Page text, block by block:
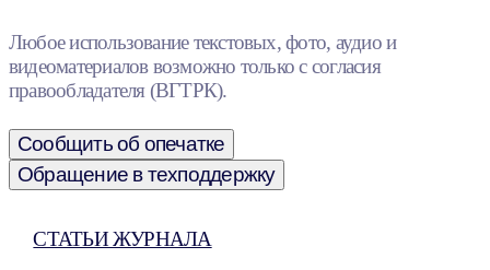
Любое использование текстовых, фото, аудио и
видеоматериалов возможно только с согласия
правообладателя (ВГТРК).
Сообщить об опечатке
Обращение в техподдержку
СТАТЬИ ЖУРНАЛА